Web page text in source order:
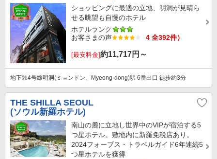
ショッピングに最適の立地、明洞が見晴ら
せる眺望も自慢のホテル
ホテルランク
お客さまの声
4 全392件）
[最安料金]約11,717円～
地下鉄4号線明洞(ミョンドン、Myeong-dong)駅 6番出口 徒歩約3分
THE SHILLA SEOUL
(ソウル新羅ホテル)
南山の麓に立地し世界中のVIPが宿泊する5
つ星ホテル。敷地内に新羅免税店あり。
2024フォーブス・トラベルガイド6年連続5
つ星ホテルを獲得